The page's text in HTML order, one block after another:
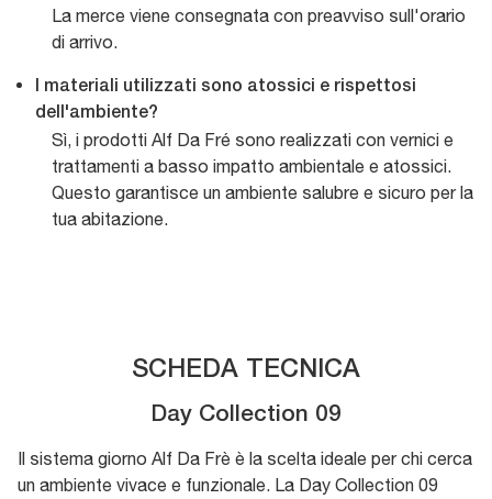
La merce viene consegnata con preavviso sull'orario
di arrivo.
I materiali utilizzati sono atossici e rispettosi
dell'ambiente?
Sì, i prodotti Alf Da Fré sono realizzati con vernici e
trattamenti a basso impatto ambientale e atossici.
Questo garantisce un ambiente salubre e sicuro per la
tua abitazione.
SCHEDA TECNICA
Day Collection 09
Il sistema giorno Alf Da Frè è la scelta ideale per chi cerca
un ambiente vivace e funzionale. La Day Collection 09